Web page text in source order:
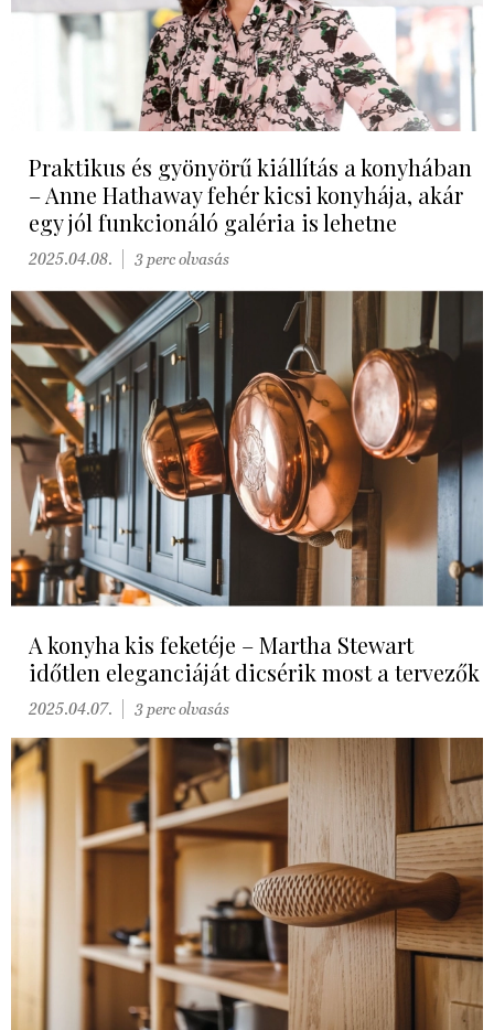
Praktikus és gyönyörű kiállítás a konyhában
– Anne Hathaway fehér kicsi konyhája, akár
egy jól funkcionáló galéria is lehetne
2025.04.08. 3 perc olvasás
A konyha kis feketéje – Martha Stewart
időtlen eleganciáját dicsérik most a tervezők
2025.04.07. 3 perc olvasás